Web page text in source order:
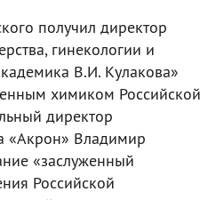
получил директор
гинекологии и
В.И. Кулакова»
химиком Российской
директор
«Акрон» Владимир
«заслуженный
Российской